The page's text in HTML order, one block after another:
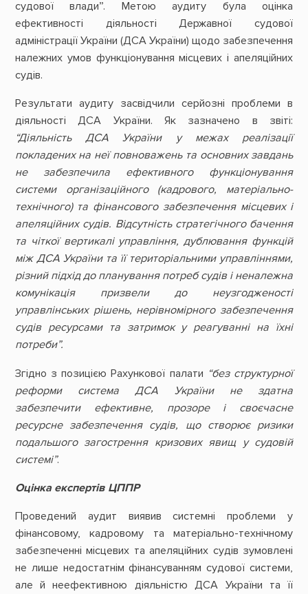
судової влади”. Метою аудиту була оцінка
ефективності діяльності Державної судової
адміністрації України (ДСА України) щодо забезпечення
належних умов функціонування місцевих і апеляційних
судів.
Результати аудиту засвідчили серйозні проблеми в
діяльності ДСА України. Як зазначено в звіті:
“Діяльність ДСА України у межах реалізації
покладених на неї повноважень та основних завдань
не забезпечила ефективного функціонування
системи організаційного(кадрового, матеріально-
технічного) та фінансового забезпечення місцевих і
апеляційних судів. Відсутність стратегічного бачення
та чіткої вертикалі управління, дублювання функцій
між ДСА України та її територіальними управліннями,
різний підхід до планування потреб судів і неналежна
комунікація призвели до неузгодженості
управлінських рішень, нерівномірного забезпечення
судів ресурсами та затримок у реагуванні на їхні
потреби”.
Згідно з позицією Рахункової палати “без структурної
реформи система ДСА України не здатна
забезпечити ефективне, прозоре і своєчасне
ресурсне забезпечення судів, що створює ризики
подальшого загострення кризових явищ у судовій
системі”.
Оцінка експертів ЦППР
Проведений аудит виявив системні проблеми у
фінансовому, кадровому та матеріально-технічному
забезпеченні місцевих та апеляційних судів зумовлені
не лише недостатнім фінансуванням судової системи,
але й неефективною діяльністю ДСА України та її